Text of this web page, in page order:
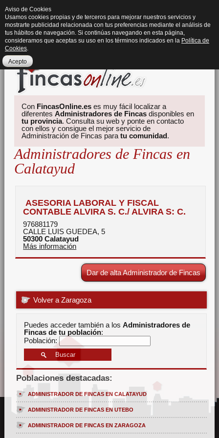
Con FincasOnline.es es muy fácil localizar a
diferentesAdministradores de Fincas disponibles en
tu provincia. Consulta su web y ponte en contacto
con ellos y consigue el mejor servicio de
Administración de Fincas paratu comunidad.
Administradores de Fincas en
Calatayud
ASESORIA LABORAL Y FISCAL
CONTABLE ALVIRA S. C./ ALVIRA S: C.
976881179
CALLE LUIS GUEDEA, 5
50300 Calatayud
Más información
Dar de alta Administrador de Fincas
Volver a Zaragoza
Puedes acceder también a losAdministradores de
Fincas de tu población:
Población:
Poblaciones destacadas:
ADMINISTRADOR DE FINCAS EN CALATAYUD
ADMINISTRADOR DE FINCAS EN UTEBO
ADMINISTRADOR DE FINCAS EN ZARAGOZA
Aviso de Cookies
Usamos cookies propias y de terceros para mejorar nuestros servicios y
mostrarte publicidad relacionada con tus preferencias mediante el análisis de
tus hábitos de navegación. Si continúas navegando en esta página,
consideramos que aceptas su uso en los términos indicados en la Política de
Cookies.
Acepto